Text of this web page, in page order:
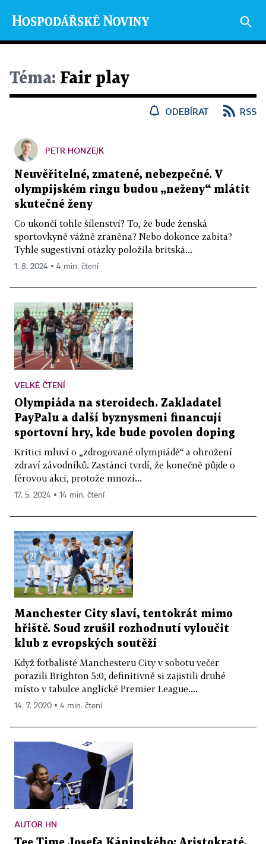
Téma: Fair play
ODEBÍRAT RSS
PETR HONZEJK
Neuvěřitelné, zmatené, nebezpečné. V
olympijském ringu budou „neženy“ mlátit
skutečné ženy
Co ukončí tohle šílenství? To, že bude ženská
sportovkyně vážně zraněna? Nebo dokonce zabita?
Tyhle sugestivní otázky položila britská...
1. 8. 2024 ▪ 4 min. čtení
VELKÉ ČTENÍ
Olympiáda na steroidech. Zakladatel
PayPalu a další byznysmeni financují
sportovní hry, kde bude povolen doping
Kritici mluví o „zdrogované olympiádě“ a ohrožení
zdraví závodníků. Zastánci tvrdí, že konečně půjde o
férovou akci, protože mnozí...
17. 5. 2024 ▪ 14 min. čtení
Manchester City slaví, tentokrát mimo
hřiště. Soud zrušil rozhodnutí vyloučit
klub z evropských soutěží
Když fotbalisté Manchesteru City v sobotu večer
porazili Brighton 5:0, definitivně si zajistili druhé
místo v tabulce anglické Premier League....
14. 7. 2020 ▪ 4 min. čtení
AUTOR HN